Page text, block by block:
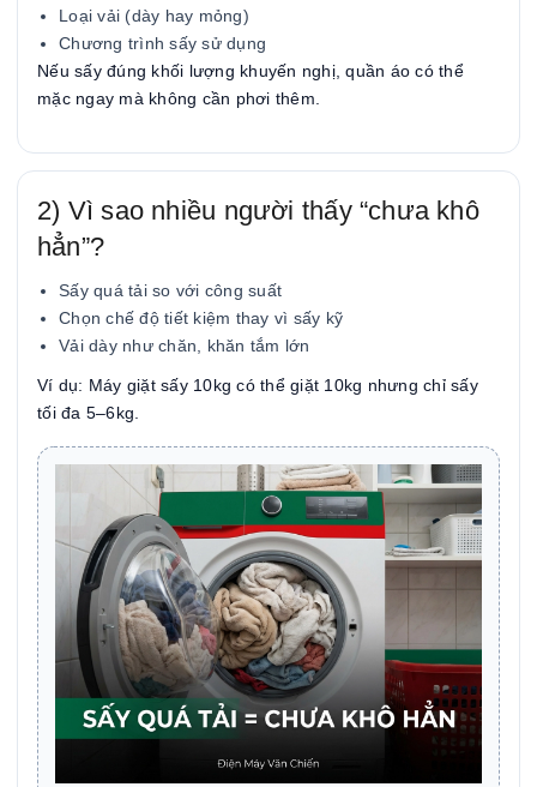
Loại vải (dày hay mỏng)
Chương trình sấy sử dụng
Nếu sấy đúng khối lượng khuyến nghị, quần áo có thể
mặc ngay mà không cần phơi thêm.
2) Vì sao nhiều người thấy “chưa khô
hẳn”?
Sấy quá tải so với công suất
Chọn chế độ tiết kiệm thay vì sấy kỹ
Vải dày như chăn, khăn tắm lớn
Ví dụ: Máy giặt sấy 10kg có thể giặt 10kg nhưng chỉ sấy
tối đa 5–6kg.